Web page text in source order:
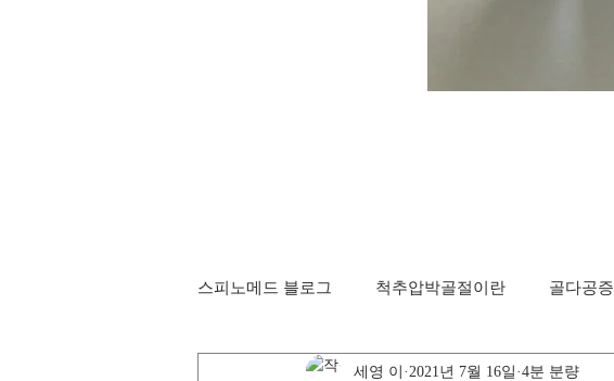
스피노메드 블로그 척추압박골절이란 골다공증
세영 이 2021년 7월 16일 4분 분량